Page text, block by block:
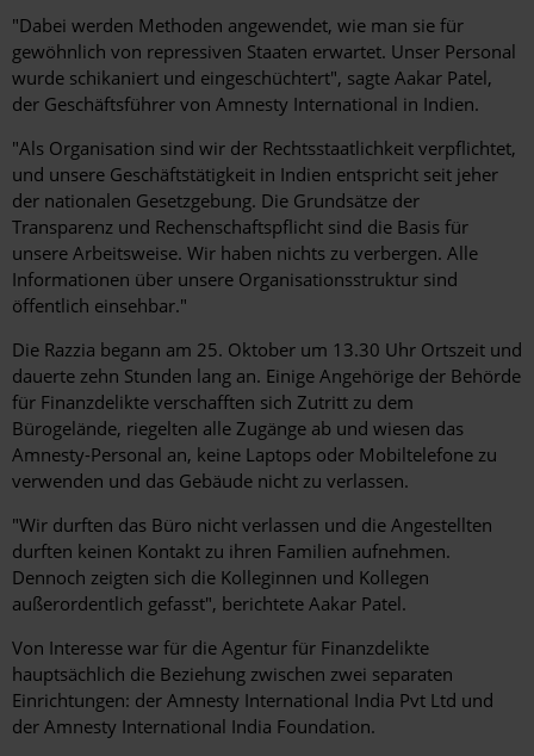
"Dabei werden Methoden angewendet, wie man sie für
gewöhnlich von repressiven Staaten erwartet. Unser Personal
wurde schikaniert und eingeschüchtert", sagte Aakar Patel,
der Geschäftsführer von Amnesty International in Indien.
"Als Organisation sind wir der Rechtsstaatlichkeit verpflichtet,
und unsere Geschäftstätigkeit in Indien entspricht seit jeher
der nationalen Gesetzgebung. Die Grundsätze der
Transparenz und Rechenschaftspflicht sind die Basis für
unsere Arbeitsweise. Wir haben nichts zu verbergen. Alle
Informationen über unsere Organisationsstruktur sind
öffentlich einsehbar."
Die Razzia begann am 25. Oktober um 13.30 Uhr Ortszeit und
dauerte zehn Stunden lang an. Einige Angehörige der Behörde
für Finanzdelikte verschafften sich Zutritt zu dem
Bürogelände, riegelten alle Zugänge ab und wiesen das
Amnesty-Personal an, keine Laptops oder Mobiltelefone zu
verwenden und das Gebäude nicht zu verlassen.
"Wir durften das Büro nicht verlassen und die Angestellten
durften keinen Kontakt zu ihren Familien aufnehmen.
Dennoch zeigten sich die Kolleginnen und Kollegen
außerordentlich gefasst", berichtete Aakar Patel.
Von Interesse war für die Agentur für Finanzdelikte
hauptsächlich die Beziehung zwischen zwei separaten
Einrichtungen: der Amnesty International India Pvt Ltd und
der Amnesty International India Foundation.